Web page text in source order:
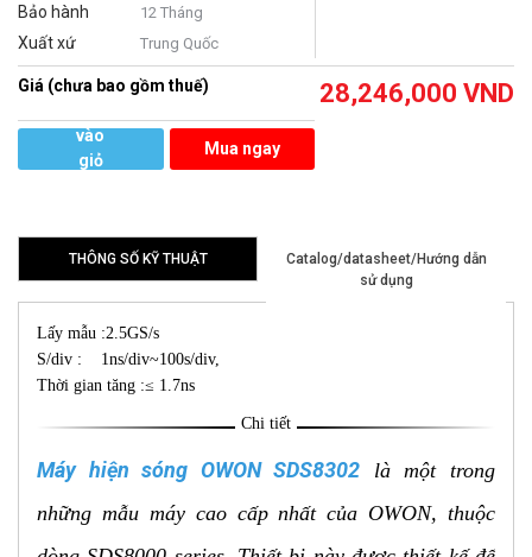
Bảo hành 12 Tháng
Xuất xứ Trung Quốc
Giá (chưa bao gồm thuế) 28,246,000 VND
vào
giỏ
Mua ngay
THÔNG SỐ KỸ THUẬT
Catalog/datasheet/Hướng dẫn
sử dụng
Lấy mẫu :2.5GS/s
S/div : 1ns/div~100s/div,
Thời gian tăng :≤ 1.7ns
Chi tiết
Máy hiện sóng OWON SDS8302 là một trong
những mẫu máy cao cấp nhất của OWON, thuộc